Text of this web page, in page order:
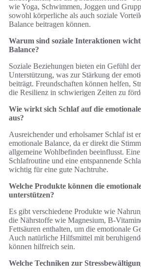
wie Yoga, Schwimmen, Joggen und
sowohl körperliche als auch soziale
Balance beitragen können.
Warum sind soziale Interaktionen
Balance?
Soziale Beziehungen bieten ein Gefühl
Unterstützung, was zur Stärkung der
beiträgt. Freundschaften können helfen,
die Resilienz in schwierigen Zeiten zu
Wie wirkt sich Schlaf auf die
aus?
Ausreichender und erholsamer Schlaf ist
emotionale Balance, da er direkt die
allgemeine Wohlbefinden beeinflusst.
Schlafroutine und eine entspannende
wichtig für eine gute Nachtruhe.
Welche Produkte können die
unterstützen?
Es gibt verschiedene Produkte wie
die Nährstoffe wie Magnesium, B-
Fettsäuren enthalten, um die emotionale
Auch natürliche Hilfsmittel mit
können hilfreich sein.
Welche Techniken zur